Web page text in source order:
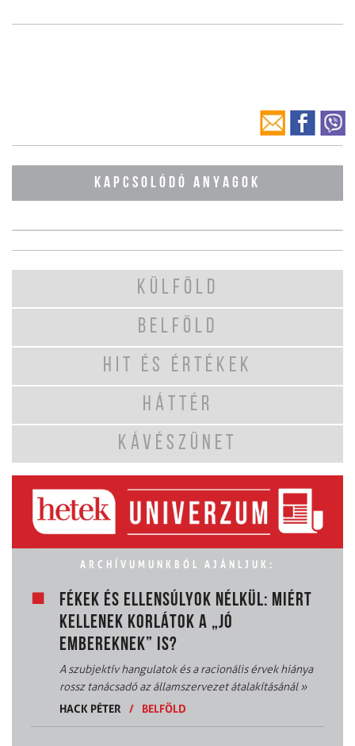
KAPCSOLÓDÓ ANYAGOK
KÜLFÖLD
BELFÖLD
HIT ÉS ÉRTÉKEK
HÁTTÉR
KÁVÉSZÜNET
ARCHÍVUMUNKBÓL AJÁNLJUK:
FÉKEK ÉS ELLENSÚLYOK NÉLKÜL: MIÉRT
KELLENEK KORLÁTOK A „JÓ
EMBEREKNEK” IS?
A szubjektív hangulatok és a racionális érvek hiánya
rossz tanácsadó az államszervezet átalakításánál»
HACK PÉTER
/ BELFÖLD